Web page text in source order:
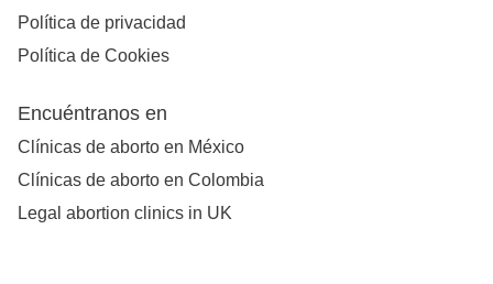
Política de privacidad
Política de Cookies
Encuéntranos en
Clínicas de aborto en México
Clínicas de aborto en Colombia
Legal abortion clinics in UK